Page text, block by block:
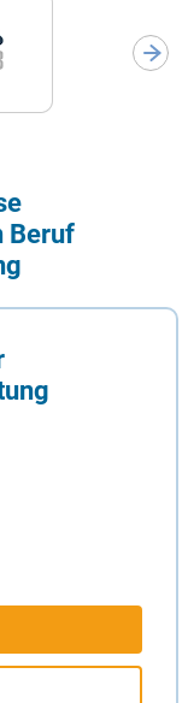
Beruf